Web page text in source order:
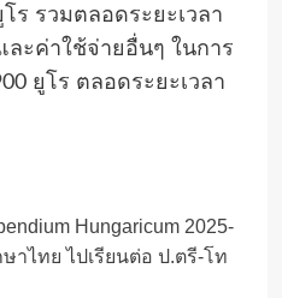
ร รวมตลอดระยะเวลา
ละค่าใช้จ่ายอื่นๆ ในการ
ยูโร ตลอดระยะเวลา
Hungaricum 2025-
าไทย ไปเรียนต่อ ป.ตรี-โท